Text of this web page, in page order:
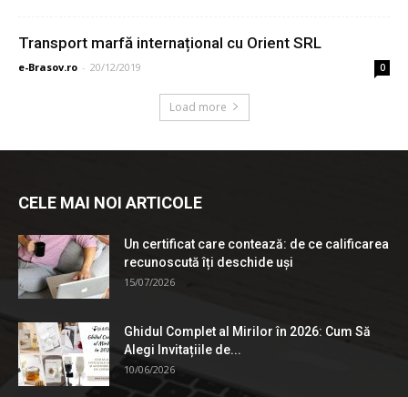
Transport marfă internațional cu Orient SRL
e-Brasov.ro - 20/12/2019 0
Load more
CELE MAI NOI ARTICOLE
Un certificat care contează: de ce calificarea
recunoscută îți deschide uși
15/07/2026
Ghidul Complet al Mirilor în 2026: Cum Să
Alegi Invitațiile de...
10/06/2026